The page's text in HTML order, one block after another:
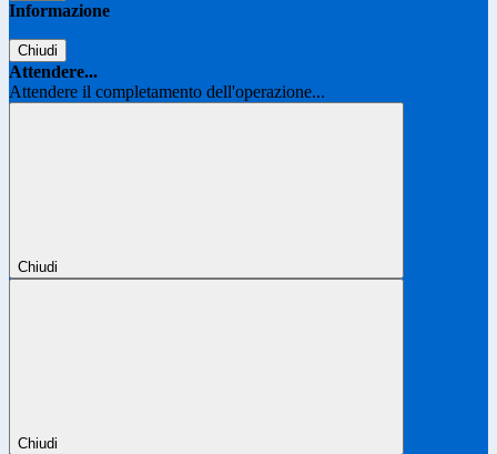
Informazione
Chiudi
Attendere...
Attendere il completamento dell'operazione...
Chiudi
Chiudi